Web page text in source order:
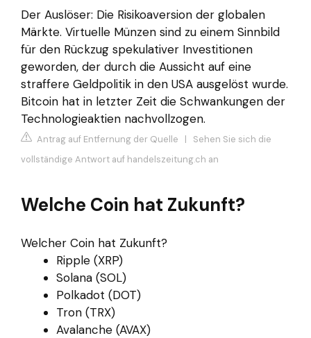
Der Auslöser: Die Risikoaversion der globalen
Märkte. Virtuelle Münzen sind zu einem Sinnbild
für den Rückzug spekulativer Investitionen
geworden, der durch die Aussicht auf eine
straffere Geldpolitik in den USA ausgelöst wurde.
Bitcoin hat in letzter Zeit die Schwankungen der
Technologieaktien nachvollzogen.
Antrag auf Entfernung der Quelle | Sehen Sie sich die
vollständige Antwort auf handelszeitung.ch an
Welche Coin hat Zukunft?
Welcher Coin hat Zukunft?
Ripple (XRP)
Solana (SOL)
Polkadot (DOT)
Tron (TRX)
Avalanche (AVAX)